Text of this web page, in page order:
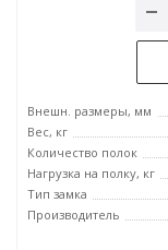
Внешн. размеры, мм
Вес, кг
Количество полок
Нагрузка на полку, кг
Тип замка
Производитель